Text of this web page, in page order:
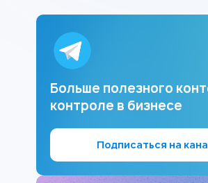
Больше полезного
контроле в бизнесе
Подписаться на